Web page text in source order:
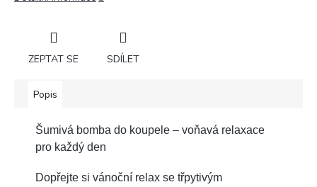
ZEPTAT SE SDÍLET
Popis
Šumivá bomba do koupele – voňavá relaxace
pro každý den
Dopřejte si vánoční relax se třpytivým